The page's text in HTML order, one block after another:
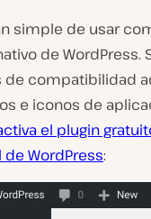
simple de usar
de WordPress.
compatibilidad
e iconos de
el plugin
WordPress: